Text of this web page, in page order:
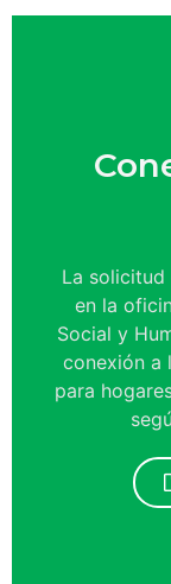
La solicitud
en la
Social y
conexión a
para